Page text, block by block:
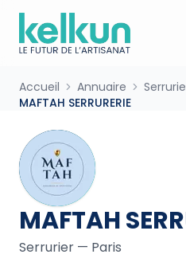
Accueil Annuaire
MAFTAH SERRURERIE
MAFTAH
Serrurier — Paris